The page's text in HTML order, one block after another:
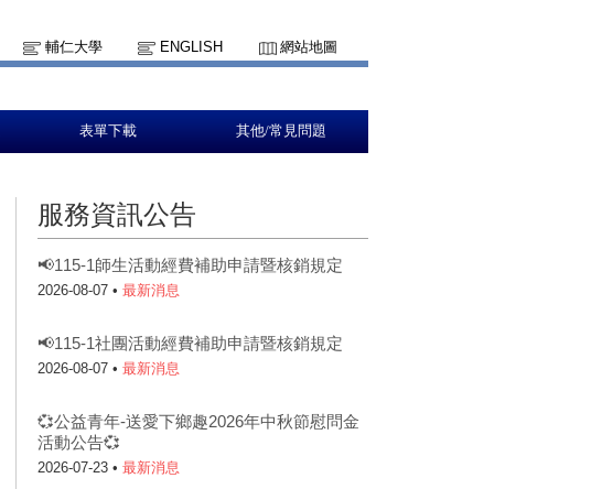
輔仁大學 ENGLISH 網站地圖
表單下載 其他/常見問題
服務資訊公告
📢115-1師生活動經費補助申請暨核銷規定
2026-08-07 • 最新消息
📢115-1社團活動經費補助申請暨核銷規定
2026-08-07 • 最新消息
💞公益青年-送愛下鄉趣2026年中秋節慰問金
活動公告💞
2026-07-23 • 最新消息